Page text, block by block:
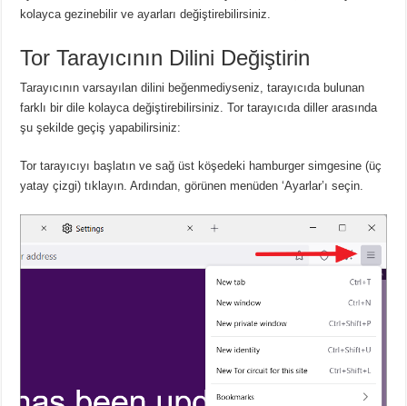
kolayca gezinebilir ve ayarları değiştirebilirsiniz.
Tor Tarayıcının Dilini Değiştirin
Tarayıcının varsayılan dilini beğenmediyseniz, tarayıcıda bulunan
farklı bir dile kolayca değiştirebilirsiniz.Tor tarayıcıda diller arasında
şu şekilde geçiş yapabilirsiniz:
Tor tarayıcıyı başlatın ve sağ üst köşedeki hamburger simgesine (üç
yatay çizgi) tıklayın.Ardından, görünen menüden ‘Ayarlar’ı seçin.